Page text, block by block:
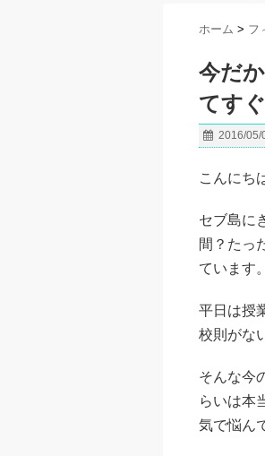
ホーム > フ
今だ
てす
2016/05/
こんにち
セブ島に
間？たっ
ています。
平日は授
校則がな
そんな今
らいは本
気で悩ん